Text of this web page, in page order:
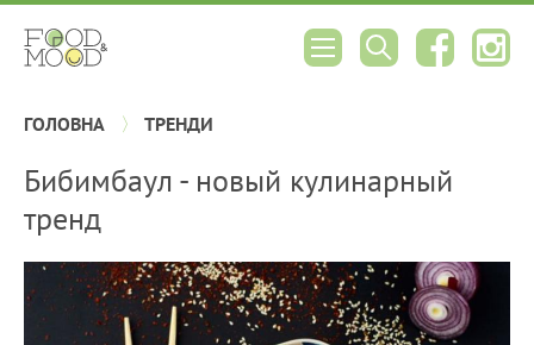
ГОЛОВНА ТРЕНДИ
Бибимбаул - новый кулинарный
тренд